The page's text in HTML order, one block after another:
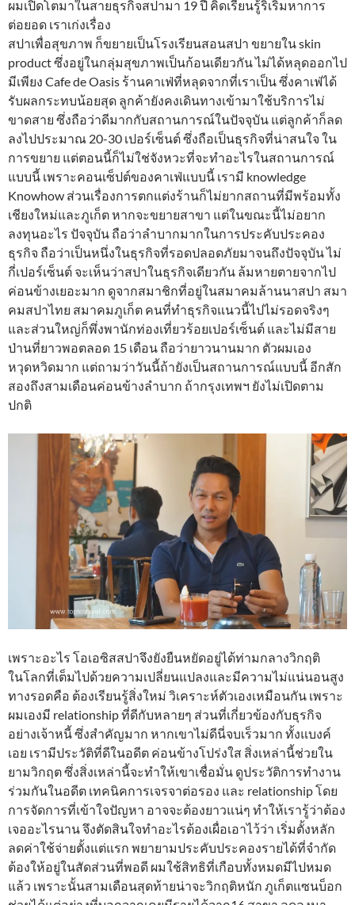
ผมเปิดโตมาในสายธุรกิจสปามา 19 ปี คิดเรียนรู้ริเริ่มหาการ
ต่อยอด เราเก่งเรื่อง
สปาเพื่อสุขภาพ ก็ขยายเป็นโรงเรียนสอนสปา ขยายใน skin
product ซึ่งอยู่ในกลุ่มสุขภาพเป็นก้อนเดียวกัน ไม่ได้หลุดออกไป
มีเพียง Cafe de Oasis ร้านคาเฟ่ที่หลุดจากที่เราเป็น ซึ่งคาเฟ่ได้
รับผลกระทบน้อยสุด ลูกค้ายังคงเดินทางเข้ามาใช้บริการไม่
ขาดสาย ซึ่งถือว่าดีมากกับสถานการณ์ในปัจจุบัน แต่ลูกค้าก็ลด
ลงไปประมาณ 20-30 เปอร์เซ็นต์ ซึ่งถือเป็นธุรกิจที่น่าสนใจ ใน
การขยาย แต่ตอนนี้ก็ไม่ใช่จังหวะที่จะทำอะไรในสถานการณ์
แบบนี้ เพราะคอนเซ็ปต์ของคาเฟ่แบบนี้ เรามี knowledge
Knowhow ส่วนเรื่องการตกแต่งร้านก็ไม่ยากสถานที่มีพร้อมทั้ง
เชียงใหม่และภูเก็ต หากจะขยายสาขา แต่ในขณะนี้ไม่อยาก
ลงทุนอะไร ปัจจุบัน ถือว่าลำบากมากในการประคับประคอง
ธุรกิจ ถือว่าเป็นหนึ่งในธุรกิจที่รอดปลอดภัยมาจนถึงปัจจุบัน ไม่
กี่เปอร์เซ็นต์ จะเห็นว่าสปาในธุรกิจเดียวกัน ล้มหายตายจากไป
ค่อนข้างเยอะมาก ดูจากสมาชิกที่อยู่ในสมาคมล้านนาสปา สมา
คมสปาไทย สมาคมภูเก็ต คนที่ทำธุรกิจแนวนี้ไปไม่รอดจริงๆ
และส่วนใหญ่ก็พึ่งพานักท่องเที่ยวร้อยเปอร์เซ็นต์ และไม่มีสาย
ป่านที่ยาวพอตลอด 15 เดือน ถือว่ายาวนานมาก ตัวผมเอง
หวุดหวิดมาก แต่ถามว่าวันนี้ถ้ายังเป็นสถานการณ์แบบนี้ อีกสัก
สองถึงสามเดือนค่อนข้างลำบาก ถ้ากรุงเทพฯ ยังไม่เปิดตาม
ปกติ
เพราะอะไร โอเอซิสสปาจึงยังยืนหยัดอยู่ได้ท่ามกลางวิกฤติ
ในโลกที่เต็มไปด้วยความเปลี่ยนแปลงและมีความไม่แน่นอนสูง
ทางรอดคือ ต้องเรียนรู้สิ่งใหม่ วิเคราะห์ตัวเองเหมือนกัน เพราะ
ผมเองมี relationship ที่ดีกับหลายๆ ส่วนที่เกี่ยวข้องกับธุรกิจ
อย่างเจ้าหนี้ ซึ่งสำคัญมาก หากเขาไม่ดีนี่จบเร็วมาก ทั้งแบงค์
เอย เรามีประวัติที่ดีในอดีต ค่อนข้างโปร่งใส สิ่งเหล่านี้ช่วยใน
ยามวิกฤต ซึ่งสิ่งเหล่านี้จะทำให้เขาเชื่อมั่น ดูประวัติการทำงาน
ร่วมกันในอดีต เทคนิคการเจรจาต่อรอง และ relationship โดย
การจัดการที่เข้าใจปัญหา อาจจะต้องยาวแน่ๆ ทำให้เรารู้ว่าต้อง
เจออะไรนาน จึงตัดสินใจทำอะไรต้องเผื่อเอาไว้ว่า เริ่มตั้งหลัก
ลดค่าใช้จ่ายตั้งแต่แรก พยายามประคับประคองรายได้ที่จำกัด
ต้องให้อยู่ในสัดส่วนที่พอดี ผมใช้สิทธิที่เกือบทั้งหมดมีไปหมด
แล้ว เพราะนั้นสามเดือนสุดท้ายน่าจะวิกฤติหนัก ภูเก็ตแซนบ็อก